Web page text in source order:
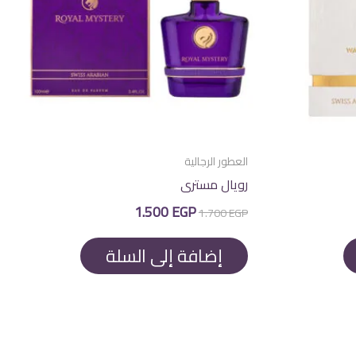
العطور الرجالية
رويال مسترى
1.700EGP السعر
الأصلي
هو:
1.700 EGP.
1.500EGP
هو:
1.500 EGP.
إضافة إلى السلة